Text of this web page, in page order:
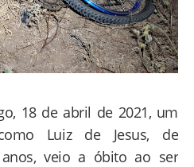
18 de abril de 2021, um
Luiz de Jesus, de
veio a óbito ao ser